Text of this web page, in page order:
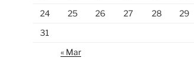
24
25 26 27 28 29
31
« Mar